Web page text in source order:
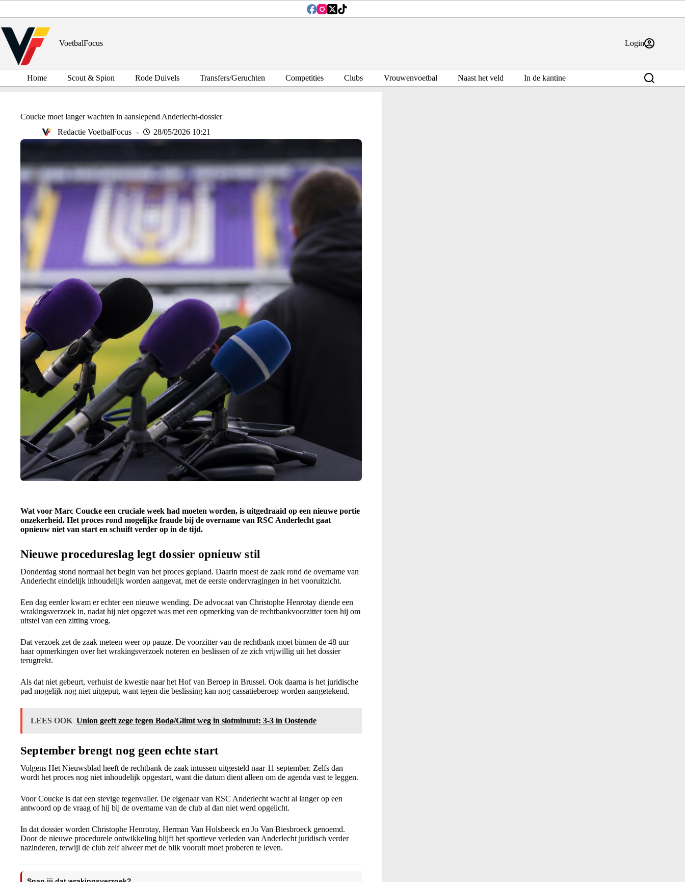
inhoud
VoetbalFocus
Login
Home Scout & Spion Rode Duivels Transfers/Geruchten Competities Clubs Vrouwenvoetbal Naast het veld In de kantine
Coucke moet langer wachten in aanslepend Anderlecht-dossier
Redactie VoetbalFocus
28/05/2026 10:21
Wat voor Marc Coucke een cruciale week had moeten worden, is uitgedraaid op een nieuwe portie
onzekerheid. Het proces rond mogelijke fraude bij de overname van RSC Anderlecht gaat
opnieuw niet van start en schuift verder op in de tijd.
Nieuwe procedureslag legt dossier opnieuw stil
Donderdag stond normaal het begin van het proces gepland. Daarin moest de zaak rond de overname van
Anderlecht eindelijk inhoudelijk worden aangevat, met de eerste ondervragingen in het vooruitzicht.
Een dag eerder kwam er echter een nieuwe wending. De advocaat van Christophe Henrotay diende een
wrakingsverzoek in, nadat hij niet opgezet was met een opmerking van de rechtbankvoorzitter toen hij om
uitstel van een zitting vroeg.
Dat verzoek zet de zaak meteen weer op pauze. De voorzitter van de rechtbank moet binnen de 48 uur
haar opmerkingen over het wrakingsverzoek noteren en beslissen of ze zich vrijwillig uit het dossier
terugtrekt.
Als dat niet gebeurt, verhuist de kwestie naar het Hof van Beroep in Brussel. Ook daarna is het juridische
pad mogelijk nog niet uitgeput, want tegen die beslissing kan nog cassatieberoep worden aangetekend.
LEES OOK Union geeft zege tegen Bodø/Glimt weg in slotminuut: 3-3 in Oostende
September brengt nog geen echte start
Volgens Het Nieuwsblad heeft de rechtbank de zaak intussen uitgesteld naar 11 september. Zelfs dan
wordt het proces nog niet inhoudelijk opgestart, want die datum dient alleen om de agenda vast te leggen.
Voor Coucke is dat een stevige tegenvaller. De eigenaar van RSC Anderlecht wacht al langer op een
antwoord op de vraag of hij bij de overname van de club al dan niet werd opgelicht.
In dat dossier worden Christophe Henrotay, Herman Van Holsbeeck en Jo Van Biesbroeck genoemd.
Door de nieuwe procedurele ontwikkeling blijft het sportieve verleden van Anderlecht juridisch verder
nazinderen, terwijl de club zelf alweer met de blik vooruit moet proberen te leven.